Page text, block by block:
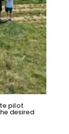
pilot
desired